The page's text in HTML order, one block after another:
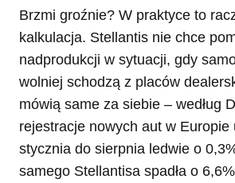
Brzmi groźnie? W praktyce to
kalkulacja. Stellantis nie chce
nadprodukcji w sytuacji, gdy
wolniej schodzą z placów
mówią same za siebie – według
rejestracje nowych aut w Europie
stycznia do sierpnia ledwie o
samego Stellantisa spadła o